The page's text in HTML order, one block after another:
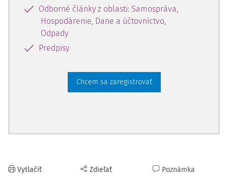
zaoberať sa zisťovaním zmyslu slovného spojenia
"dlhodobo uvoľnený zo zamestnania na výkon funkcie",
pričom dôraz budeme klásť osobitne na pojem
"zamestnanie" a jeho význam na účely
Odborné články z oblasti: Samospráva,
Hospodárenie, Dane a účtovníctvo,
Odpady
Predpisy
Chcem sa zaregistrovať
Vytlačiť Zdieľať Poznámka